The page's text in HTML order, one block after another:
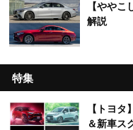
【やや
解説
特集
【トヨ
＆新車ス